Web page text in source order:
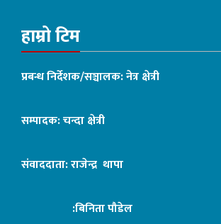
हाम्रो टिम
प्रबन्ध निर्देशक/सञ्चालक: नेत्र क्षेत्री
सम्पादक: चन्दा क्षेत्री
संवाददाता: राजेन्द्र थापा
:बिनिता पौडेल